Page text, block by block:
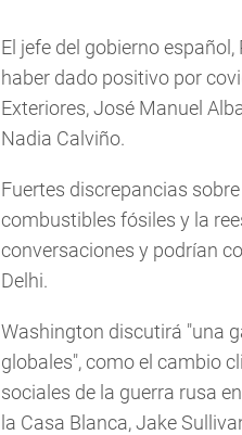
El jefe del gobierno
haber dado positivo por
Exteriores, José Manuel
Nadia Calviño.
Fuertes discrepancias
combustibles fósiles y la
conversaciones y podrían
Delhi.
Washington discutirá "una
globales", como el cambio
sociales de la guerra rusa
la Casa Blanca, Jake